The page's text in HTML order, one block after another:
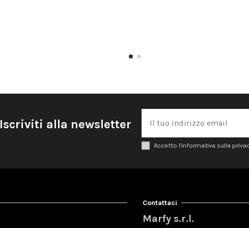
Iscriviti alla newsletter
Accetto l'informativa sulla
Contattaci
Marfy s.r.l.